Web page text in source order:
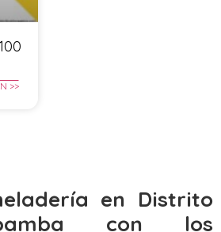
>>
en Distrito
con los